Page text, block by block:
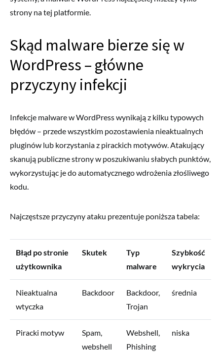
strony na tej platformie.
Skąd malware bierze się w
WordPress – główne
przyczyny infekcji
Infekcje malware w WordPress wynikają z kilku typowych
błędów – przede wszystkim pozostawienia nieaktualnych
pluginów lub korzystania z pirackich motywów. Atakujący
skanują publiczne strony w poszukiwaniu słabych punktów,
wykorzystując je do automatycznego wdrożenia złośliwego
kodu.
Najczęstsze przyczyny ataku prezentuje poniższa tabela:
Błąd po stronie
użytkownika
Skutek
Typ
malware
Szybkość
wykrycia
Nieaktualna
wtyczka
Backdoor
Backdoor,
Trojan
średnia
Piracki motyw
Spam,
webshell
Webshell,
Phishing
niska